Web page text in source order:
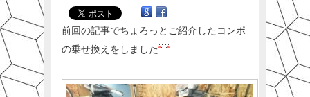
前回の記事でちょろっとご紹介したコンポ
の乗せ換えをしました